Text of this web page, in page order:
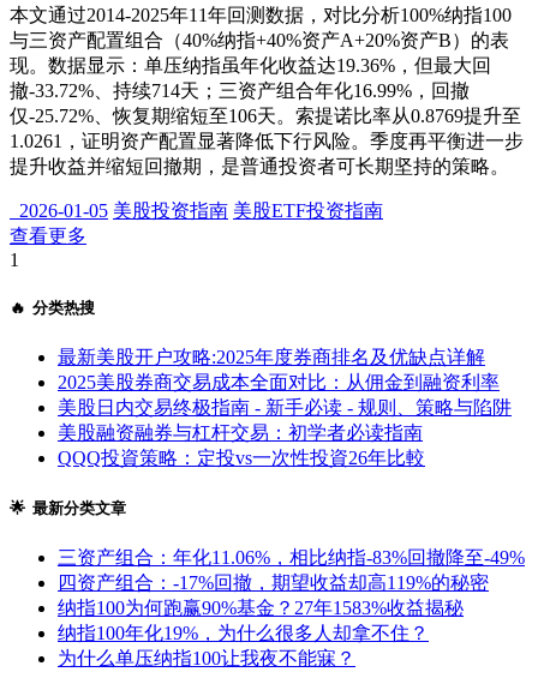
本文通过2014-2025年11年回测数据，对比分析100%纳指100
与三资产配置组合（40%纳指+40%资产A+20%资产B）的表
现。数据显示：单压纳指虽年化收益达19.36%，但最大回
撤-33.72%、持续714天；三资产组合年化16.99%，回撤
仅-25.72%、恢复期缩短至106天。索提诺比率从0.8769提升至
1.0261，证明资产配置显著降低下行风险。季度再平衡进一步
提升收益并缩短回撤期，是普通投资者可长期坚持的策略。
2026-01-05 美股投资指南 美股ETF投资指南
查看更多
1
🔥 分类热搜
最新美股开户攻略:2025年度券商排名及优缺点详解
2025美股券商交易成本全面对比：从佣金到融资利率
美股日内交易终极指南 - 新手必读 - 规则、策略与陷阱
美股融资融券与杠杆交易：初学者必读指南
QQQ投資策略：定投vs一次性投資26年比較
🌟 最新分类文章
三资产组合：年化11.06%，相比纳指-83%回撤降至-49%
四资产组合：-17%回撤，期望收益却高119%的秘密
纳指100为何跑赢90%基金？27年1583%收益揭秘
纳指100年化19%，为什么很多人却拿不住？
为什么单压纳指100让我夜不能寐？